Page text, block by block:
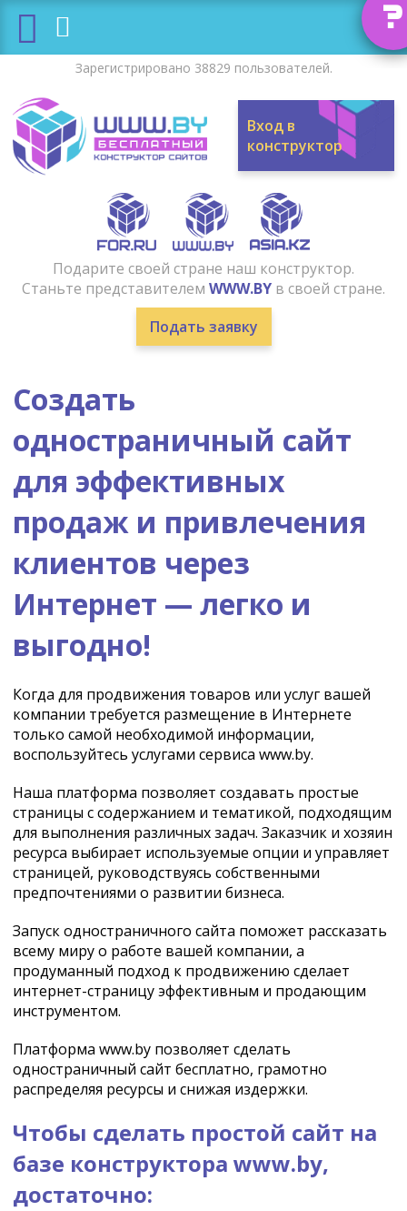
?
Зарегистрировано 38829 пользователей.
Вход в
конструктор
Подарите своей стране наш конструктор.
Станьте представителем WWW.BY в своей стране.
Подать заявку
Создать
одностраничный сайт
для эффективных
продаж и привлечения
клиентов через
Интернет — легко и
выгодно!
Когда для продвижения товаров или услуг вашей
компании требуется размещение в Интернете
только самой необходимой информации,
воспользуйтесь услугами сервиса www.by.
Наша платформа позволяет создавать простые
страницы с содержанием и тематикой, подходящим
для выполнения различных задач. Заказчик и хозяин
ресурса выбирает используемые опции и управляет
страницей, руководствуясь собственными
предпочтениями о развитии бизнеса.
Запуск одностраничного сайта поможет рассказать
всему миру о работе вашей компании, а
продуманный подход к продвижению сделает
интернет-страницу эффективным и продающим
инструментом.
Платформа www.by позволяет сделать
одностраничный сайт бесплатно, грамотно
распределяя ресурсы и снижая издержки.
Чтобы сделать простой сайт на
базе конструктора www.by,
достаточно: